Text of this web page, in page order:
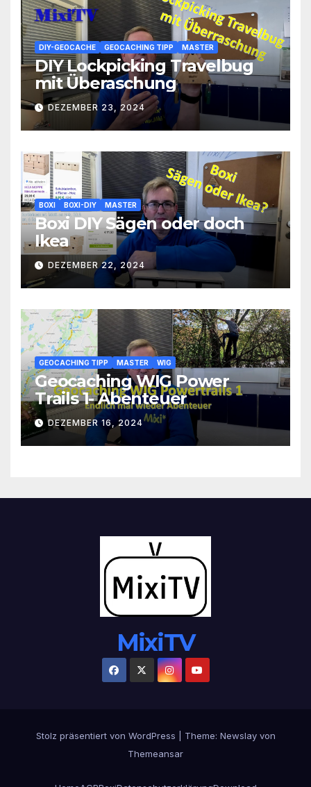
DIY-GEOCACHE GEOCACHING TIPP MASTER
DIY Lockpicking Travelbug
mit Überaschung
DEZEMBER 23, 2024
BOXI BOXI-DIY MASTER
Boxi DIY Sägen oder doch
Ikea
DEZEMBER 22, 2024
GEOCACHING TIPP MASTER WIG
Geocaching WIG Power
Trails 1- Abenteuer
DEZEMBER 16, 2024
MixiTV
Stolz präsentiert von WordPress Theme: Newslayvon
Themeansar